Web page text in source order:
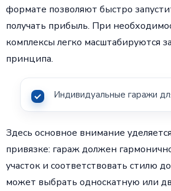
формате позволяют быстро
получать прибыль. При
комплексы легко масштабируются
принципа.
Индивидуальные гаражи
Здесь основное внимание
привязке: гараж должен
участок и соответствовать стилю
может выбрать односкатную или